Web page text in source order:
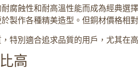
腐蝕性和耐高溫性能而成為經典
製作各種精美造型。但銅材價格相
特別適合追求品質的用戶，尤其在
高